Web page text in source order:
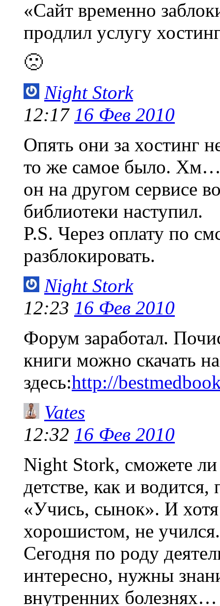
«Сайт временно
продлил услугу
🙁
Night Stork
12:17 16 Фев 2010
Опять они за хостинг
то же самое было. Хм…
он на другом сервисе
библиотеки наступил.
P.S. Через оплату по
разблокировать.
Night Stork
12:23 16 Фев 2010
Форум заработал.
книги можно скачать
здесь:http://
Vates
12:32 16 Фев 2010
Night Stork, сможете
детстве, как и
«Учись, сынок». И
хорошистом, не
Сегодня по роду
интересно, нужны
внутренних болезнях…